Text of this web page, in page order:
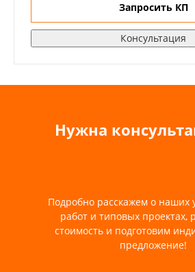
Запросить КП
Консультация
Нужна
Подробно расскажем о наших
работ и типовых проектах,
стоимость и подготовим
предложение!